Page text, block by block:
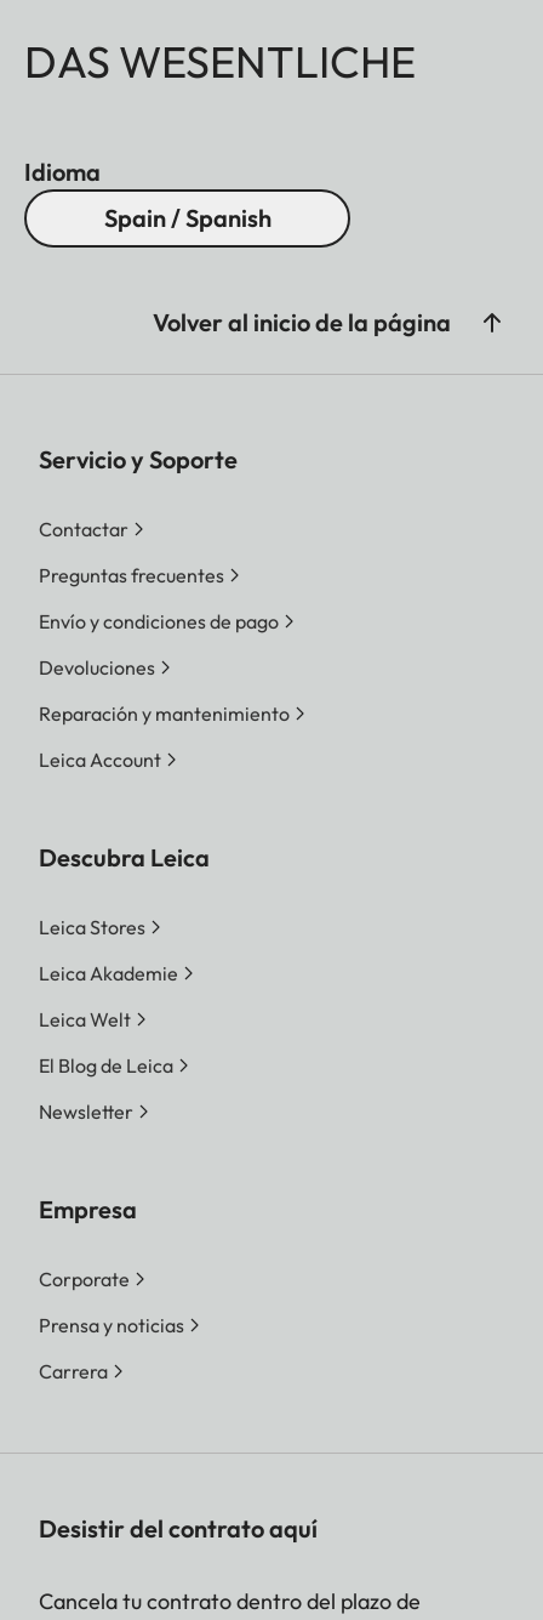
DAS WESENTLICHE
Idioma
Spain / Spanish
Volver al inicio de la página
Servicio y Soporte
Contactar
Preguntas frecuentes
Envío y condiciones de pago
Devoluciones
Reparación y mantenimiento
Leica Account
Descubra Leica
Leica Stores
Leica Akademie
Leica Welt
El Blog de Leica
Newsletter
Empresa
Corporate
Prensa y noticias
Carrera
Desistir del contrato aquí
Cancela tu contrato dentro del plazo de